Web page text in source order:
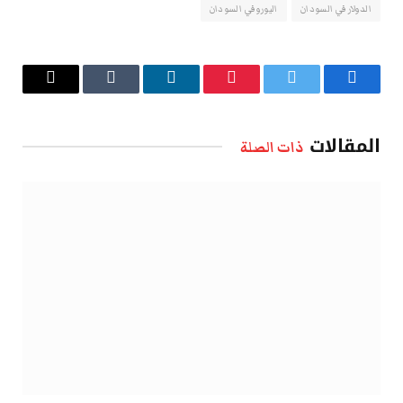
الدولار في السودان اليورو في السودان
فيسبوك تويتر بينتيريستلينكدإن Tumblr
البريد
المقالات ذات الصلة